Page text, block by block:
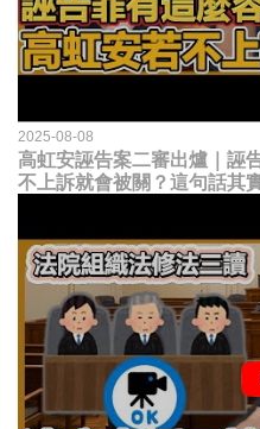
2025-08-08
高虹安誣告案二審出爐｜誣
不上訴就會被關？這句話其